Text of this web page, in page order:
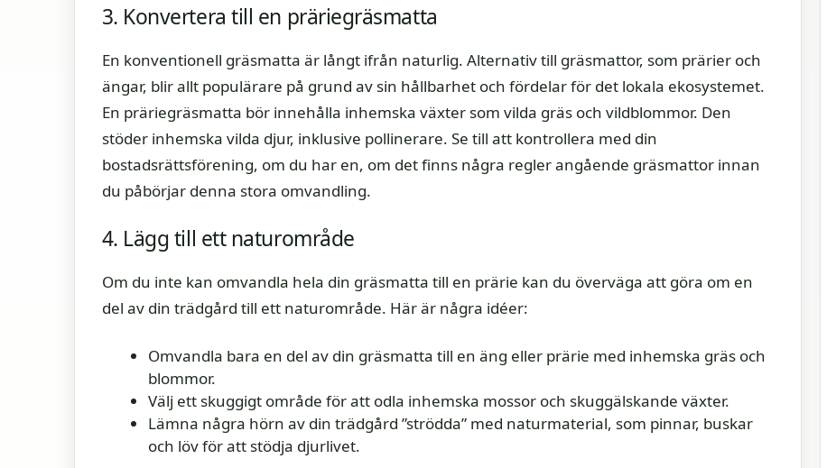
3. Konvertera till en präriegräsmatta
En konventionell gräsmatta är långt ifrån naturlig. Alternativ till gräsmattor, som prärier och
ängar, blir allt populärare på grund av sin hållbarhet och fördelar för det lokala ekosystemet.
En präriegräsmatta bör innehålla inhemska växter som vilda gräs och vildblommor. Den
stöder inhemska vilda djur, inklusive pollinerare. Se till att kontrollera med din
bostadsrättsförening, om du har en, om det finns några regler angående gräsmattor innan
du påbörjar denna stora omvandling.
4. Lägg till ett naturområde
Om du inte kan omvandla hela din gräsmatta till en prärie kan du överväga att göra om en
del av din trädgård till ett naturområde. Här är några idéer:
Omvandla bara en del av din gräsmatta till en äng eller prärie med inhemska gräs och
blommor.
Välj ett skuggigt område för att odla inhemska mossor och skuggälskande växter.
Lämna några hörn av din trädgård ”strödda” med naturmaterial, som pinnar, buskar
och löv för att stödja djurlivet.